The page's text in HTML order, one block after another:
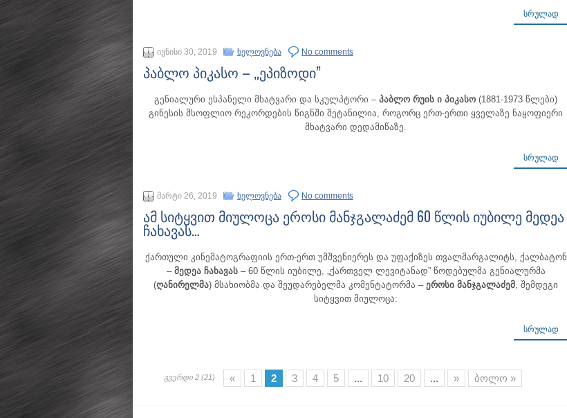
ᲡᲠᲣᲚᲐᲓ
ივნისი 30, 2019 ხელოვნება No comments
პაბლო პიკასო – „ეპიზოდი”
გენიალური ესპანელი მხატვარი და სკულპტორი – პაბლო რუის ი პიკასო (1881-1973 წლები)
გინესის მსოფლიო რეკორდების წიგნში შეტანილია, როგორც ერთ-ერთი ყველაზე ნაყოფიერი
მხატვარი დედამიწაზე.
ᲡᲠᲣᲚᲐᲓ
მარტი 26, 2019 ხელოვნება No comments
ამ სიტყვით მიულოცა ეროსი მანჯგალაძემ 60 წლის იუბილე მედეა
ჩახავას…
ქართული კინემატოგრაფიის ერთ-ერთ უმშვენიერეს და უფაქიზეს თვალმარგალიტს, ქალბატონ
– მედეა ჩახავას– 60 წლის იუბილე, „ქართველ ლევიტანად” წოდებულმა გენიალურმა
(ღანირელმა) მსახიობმა და შეუდარებელმა კომენტატორმა – ეროსი მანჯგალაძემ, შემდეგი
სიტყვით მიულოცა:
ᲡᲠᲣᲚᲐᲓ
გვერდი 2 (21) « 1 2 3 4 5 ... 10 20 ... » ბოლო »